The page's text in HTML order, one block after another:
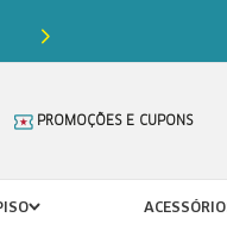
PROMOÇÕES E CUPONS